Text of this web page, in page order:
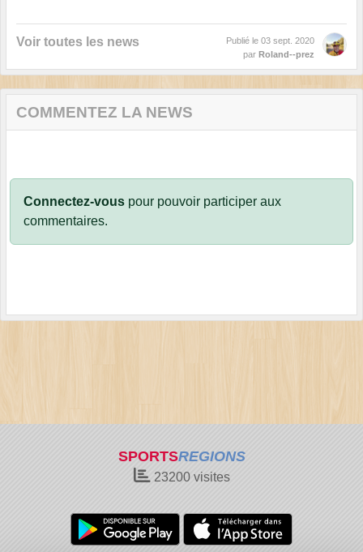
Voir toutes les news Publié le 03 sept. 2020
par Roland--prez
COMMENTEZ LA NEWS
Connectez-vous pour pouvoir participer aux
commentaires.
SPORTSREGIONS
23200visites